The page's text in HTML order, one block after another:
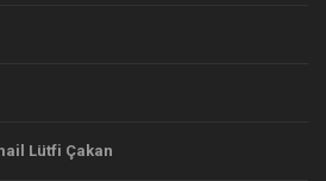
Lütfi Çakan